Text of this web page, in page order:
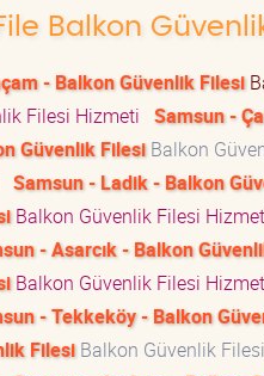
Balkon
- Balkon Güvenlik Filesi
Filesi Hizmeti Samsun -
Güvenlik FilesiBalkon
Samsun - Ladik - Balkon
Balkon Güvenlik Filesi
- Asarcık - Balkon
Balkon Güvenlik Filesi
- Tekkeköy - Balkon
FilesiBalkon Güvenlik